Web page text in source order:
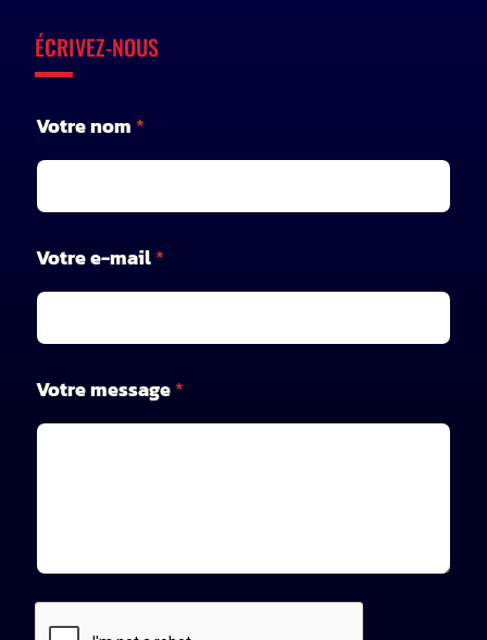
ÉCRIVEZ-NOUS
Votre nom *
o
m
o
Votre e-mail*
Votre message*